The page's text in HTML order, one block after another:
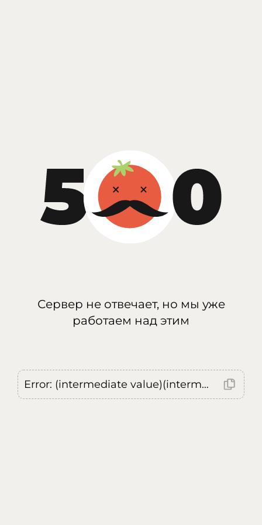
Сервер не отвечает, но мы уже
работаем над этим
Error: (intermediate value)(intermediate value)(intermediate value).replaceAll is not a function